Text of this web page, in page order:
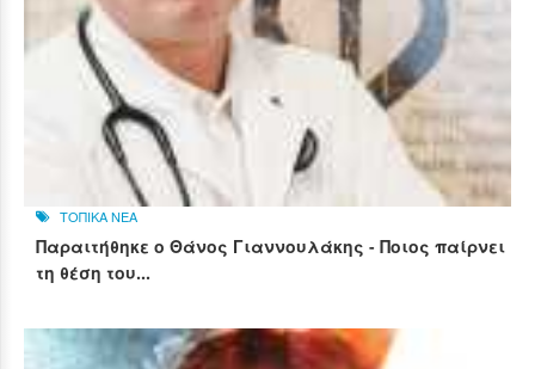
ΤΟΠΙΚΑ ΝΕΑ
Παραιτήθηκε ο Θάνος Γιαννουλάκης - Ποιος παίρνει
τη θέση του...